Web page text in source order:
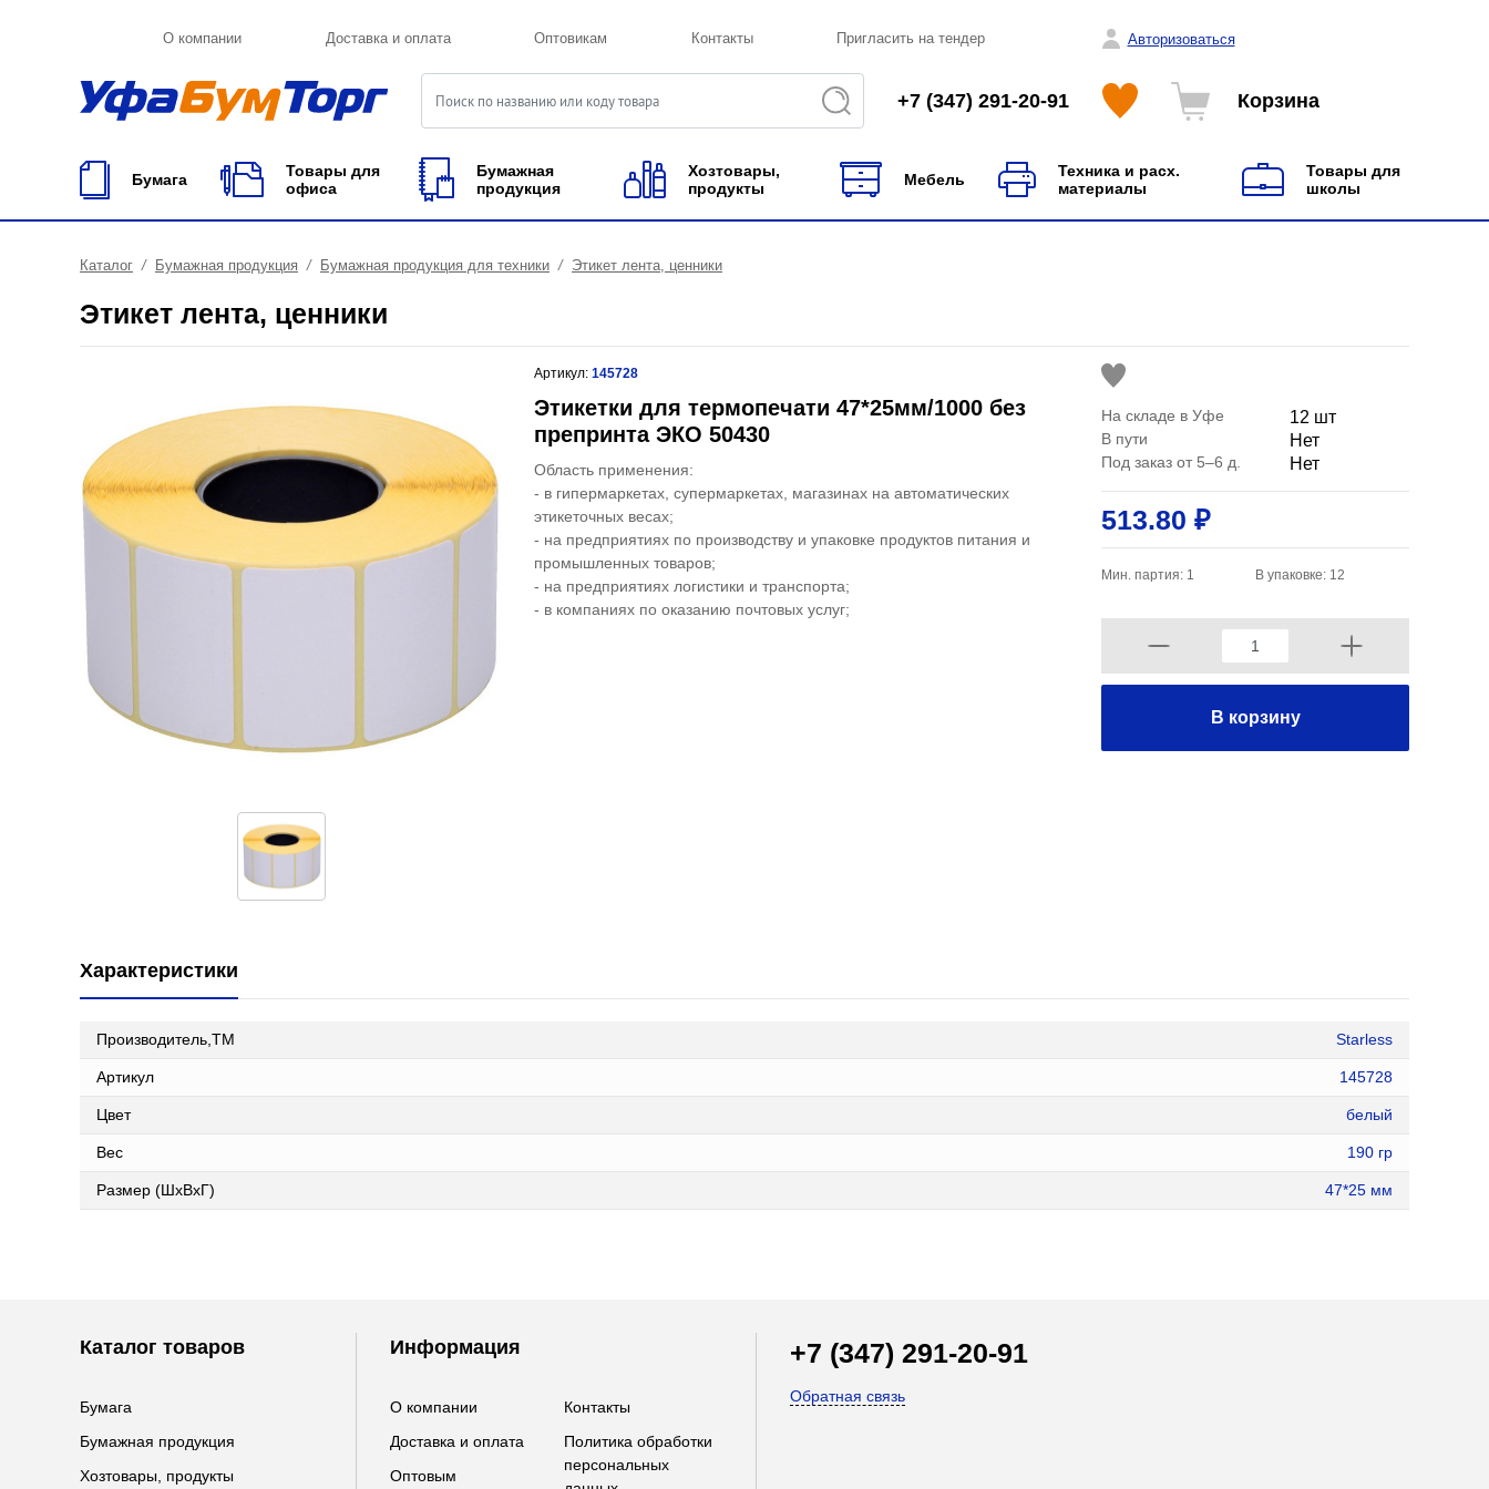
О компании Доставка и оплата Оптовикам Контакты Пригласить на тендер Авторизоваться
+7 (347) 291-20-91 Корзина
Бумага
Товары для
офиса
Бумажная
продукция
Хозтовары,
продукты
Мебель
Техника и расх.
материалы
Товары для
школы
Каталог Бумажная продукция Бумажная продукция для техники Этикет лента, ценники
Этикет лента, ценники
Артикул: 145728
Этикетки для термопечати 47*25мм/1000 без
препринта ЭКО 50430
Область применения:
- в гипермаркетах, супермаркетах, магазинах на автоматических
этикеточных весах;
- на предприятиях по производству и упаковке продуктов питания и
промышленных товаров;
- на предприятиях логистики и транспорта;
- в компаниях по оказанию почтовых услуг;
На складе в Уфе 12 шт
В пути Нет
Под заказ от 5–6 д. Нет
513.80 ₽
Мин. партия: 1 В упаковке: 12
В корзину
Характеристики
Производитель,ТМ Starless
Артикул 145728
Цвет белый
Вес 190 гр
Размер (ШxВxГ) 47*25 мм
Каталог товаров
Бумага
Бумажная продукция
Хозтовары, продукты
Информация
О компании
Доставка и оплата
Оптовым
Контакты
Политика обработки
персональных
+7 (347) 291-20-91
Обратная связь